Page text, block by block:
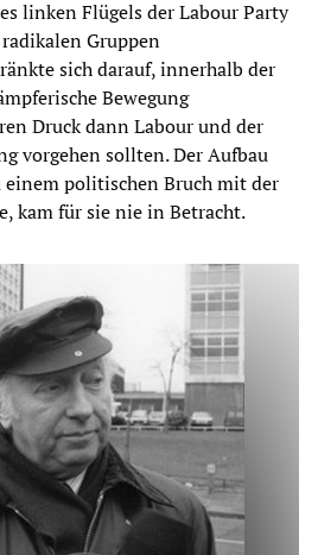
linken Flügels der Labour Party
Gruppen
sich darauf, innerhalb der
Bewegung
Druck dann Labour und der
vorgehen sollten. Der Aufbau
einem politischen Bruch mit der
kam für sie nie in Betracht.